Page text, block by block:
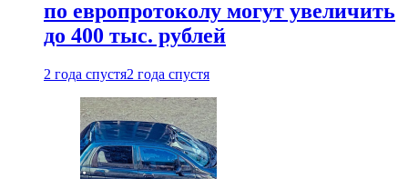
по европротоколу могут увеличить
до 400 тыс. рублей
2 года спустя2 года спустя